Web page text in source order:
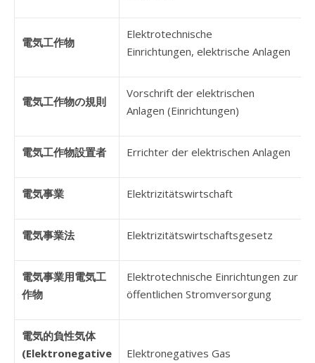
電気工作物
Elektrotechnische
Einrichtungen, elektrische Anlagen
電気工作物の規則
Vorschrift der elektrischen
Anlagen (Einrichtungen)
電気工作物設置者 Errichter der elektrischen Anlagen
電気事業 Elektrizitätswirtschaft
電気事業法 Elektrizitätswirtschaftsgesetz
電気事業用電気工
作物
Elektrotechnische Einrichtungen zur
öffentlichen Stromversorgung
電気的負性気体
(Elektronegative
Elektronegatives Gas